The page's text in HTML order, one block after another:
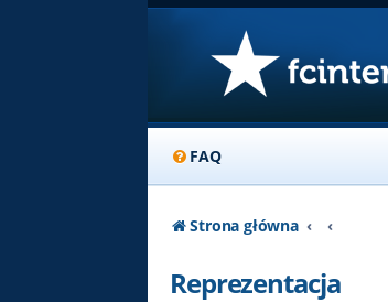
FAQ
Strona główna
Reprezentacja